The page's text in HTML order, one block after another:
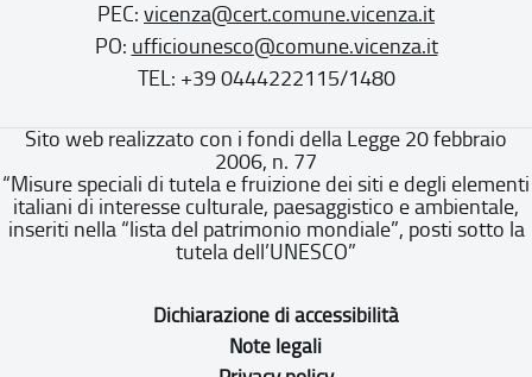
PEC: vicenza@cert.comune.vicenza.it
PO: ufficiounesco@comune.vicenza.it
TEL: +39 0444222115/1480
Sito web realizzato con i fondi della Legge 20 febbraio
2006, n. 77
“Misure speciali di tutela e fruizione dei siti e degli elementi
italiani di interesse culturale, paesaggistico e ambientale,
inseriti nella “lista del patrimonio mondiale”, posti sotto la
tutela dell’UNESCO”
Dichiarazione di accessibilità
Note legali